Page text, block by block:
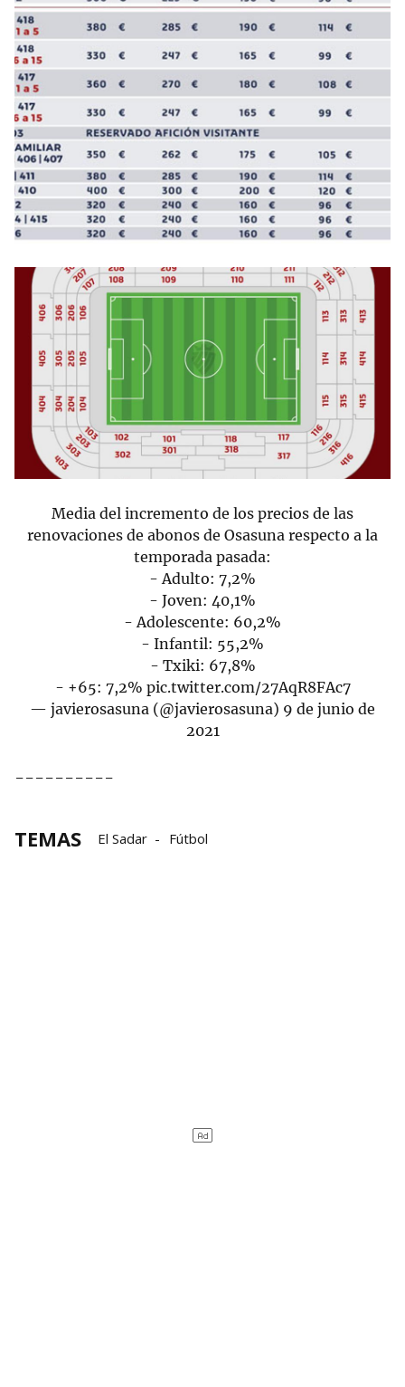
Media del incremento de los precios de las
renovaciones de abonos de Osasuna respecto a la
temporada pasada:
- Adulto: 7,2%
- Joven: 40,1%
- Adolescente: 60,2%
- Infantil: 55,2%
- Txiki: 67,8%
- +65: 7,2% pic.twitter.com/27AqR8FAc7
— javierosasuna (@javierosasuna) 9 de junio de
2021
----------
TEMAS El Sadar Fútbol